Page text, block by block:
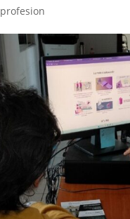
profesion